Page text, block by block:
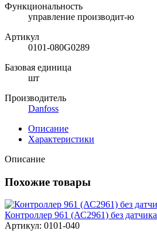
Функциональность
управление производит-ю
Артикул
0101-080G0289
Базовая единица
шт
Производитель
Danfoss
Описание
Характеристики
Описание
Похожие товары
Контроллер 961 (АС2961) без датчика
Артикул: 0101-040